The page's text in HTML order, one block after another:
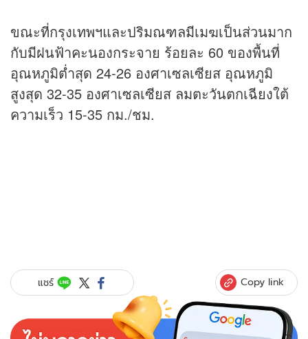
ขณะที่กรุงเทพฯและปริมณฑลมีเมฆเป็นส่วนมาก
กับมีฝนฟ้าคะนองกระจาย ร้อยละ 60 ของพื้นที่
อุณหภูมิต่ำสุด 24-26 องศาเซลเซียส อุณหภูมิ
สูงสุด 32-35 องศาเซลเซียส ลมตะวันตกเฉียงใต้
ความเร็ว 15-35 กม./ชม.
แชร์ Copy link